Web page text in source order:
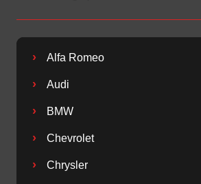
› Alfa Romeo
› Audi
› BMW
› Chevrolet
› Chrysler